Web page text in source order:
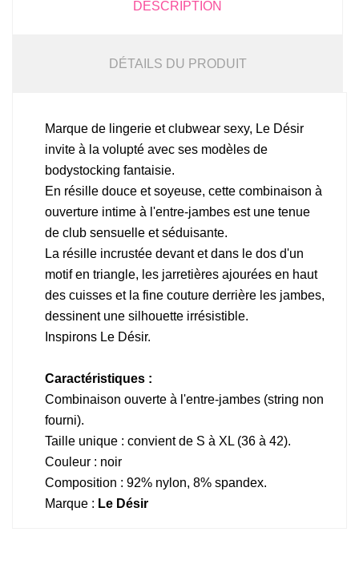
DESCRIPTION
DÉTAILS DU PRODUIT
Marque de lingerie et clubwear sexy, Le Désir
invite à la volupté avec ses modèles de
bodystocking fantaisie.
En résille douce et soyeuse, cette combinaison à
ouverture intime à l'entre-jambes est une tenue
de club sensuelle et séduisante.
La résille incrustée devant et dans le dos d'un
motif en triangle, les jarretières ajourées en haut
des cuisses et la fine couture derrière les jambes,
dessinent une silhouette irrésistible.
Inspirons Le Désir.
Caractéristiques :
Combinaison ouverte à l'entre-jambes (string non
fourni).
Taille unique : convient de S à XL (36 à 42).
Couleur : noir
Composition : 92% nylon, 8% spandex.
Marque : Le Désir